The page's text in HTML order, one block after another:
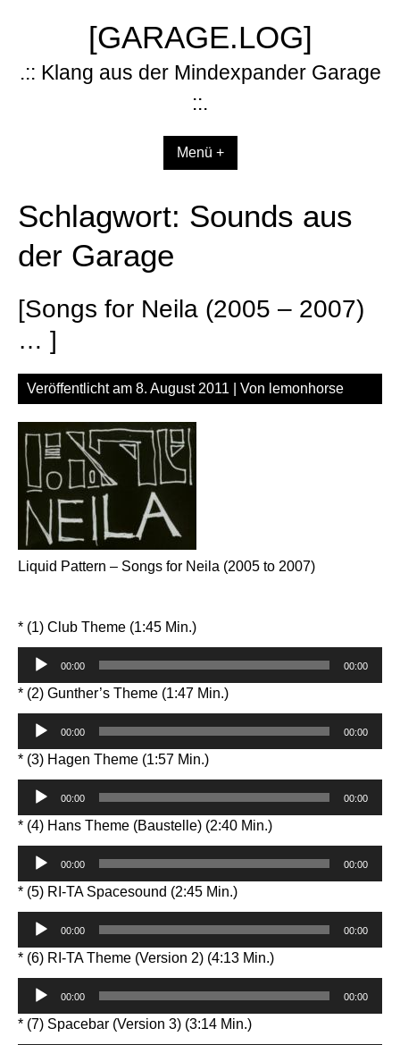
[GARAGE.LOG]
.:: Klang aus der Mindexpander Garage
::.
Menü +
Schlagwort: Sounds aus
der Garage
[Songs for Neila (2005 – 2007)
… ]
Veröffentlicht am 8. August 2011 | Von lemonhorse
Liquid Pattern – Songs for Neila (2005 to 2007)
* (1) Club Theme (1:45 Min.)
Audio-
00:00 00:00
* (2) Gunther’s Theme (1:47 Min.)
Audio-
00:00 00:00
* (3) Hagen Theme (1:57 Min.)
Audio-
00:00 00:00
* (4) Hans Theme (Baustelle) (2:40 Min.)
Audio-
00:00 00:00
* (5) RI-TA Spacesound (2:45 Min.)
Audio-
00:00 00:00
* (6) RI-TA Theme (Version 2) (4:13 Min.)
Audio-
00:00 00:00
* (7) Spacebar (Version 3) (3:14 Min.)